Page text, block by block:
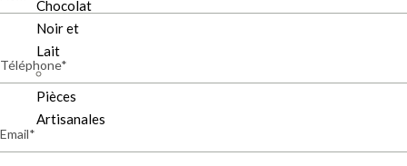
Chocolat
Noir et
Lait
Pièces
Artisanales
Téléphone
Email